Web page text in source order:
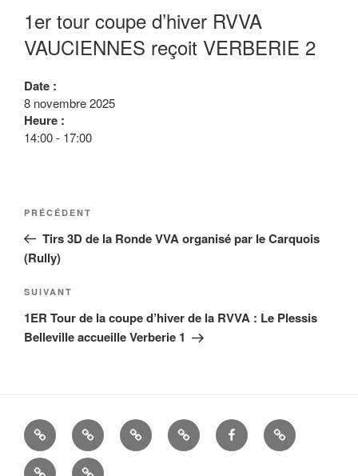
1er tour coupe d’hiver RVVA
VAUCIENNES reçoit VERBERIE 2
Date :
8 novembre 2025
Heure :
14:00- 17:00
Navigation
l’article
Article
précédent
PRÉCÉDENT
Tirs 3D de la Ronde VVA organisé par le Carquois
(Rully)
Article
suivant
SUIVANT
1ER Tour de la coupe d’hiver de la RVVA : Le Plessis
Belleville accueille Verberie 1
La
Cie
d’Arc
Histoire ALBUMSLIENS
UTILES
FACEBOOK
Mandats
Nous –